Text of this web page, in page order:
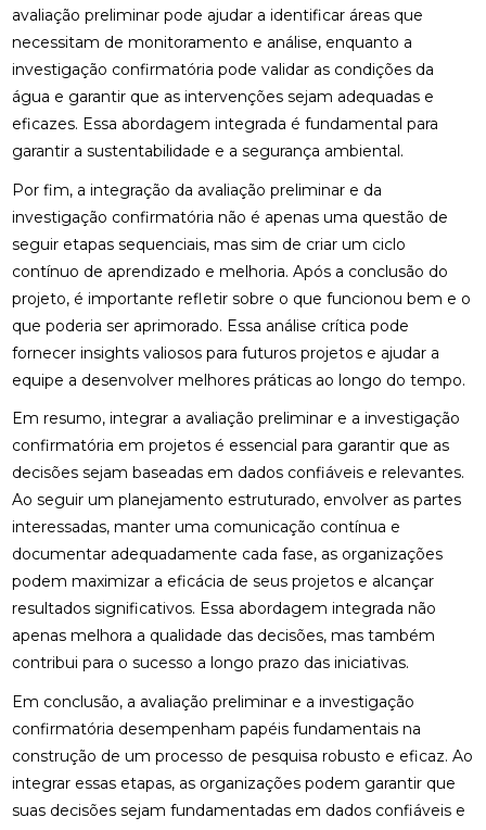
avaliação preliminar pode ajudar a identificar áreas que
necessitam de monitoramento e análise, enquanto a
investigação confirmatória pode validar as condições da
água e garantir que as intervenções sejam adequadas e
eficazes. Essa abordagem integrada é fundamental para
garantir a sustentabilidade e a segurança ambiental.
Por fim, a integração da avaliação preliminar e da
investigação confirmatória não é apenas uma questão de
seguir etapas sequenciais, mas sim de criar um ciclo
contínuo de aprendizado e melhoria. Após a conclusão do
projeto, é importante refletir sobre o que funcionou bem e o
que poderia ser aprimorado. Essa análise crítica pode
fornecer insights valiosos para futuros projetos e ajudar a
equipe a desenvolver melhores práticas ao longo do tempo.
Em resumo, integrar a avaliação preliminar e a investigação
confirmatória em projetos é essencial para garantir que as
decisões sejam baseadas em dados confiáveis e relevantes.
Ao seguir um planejamento estruturado, envolver as partes
interessadas, manter uma comunicação contínua e
documentar adequadamente cada fase, as organizações
podem maximizar a eficácia de seus projetos e alcançar
resultados significativos. Essa abordagem integrada não
apenas melhora a qualidade das decisões, mas também
contribui para o sucesso a longo prazo das iniciativas.
Em conclusão, a avaliação preliminar e a investigação
confirmatória desempenham papéis fundamentais na
construção de um processo de pesquisa robusto e eficaz. Ao
integrar essas etapas, as organizações podem garantir que
suas decisões sejam fundamentadas em dados confiáveis e